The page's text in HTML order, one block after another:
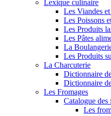
Lexique culinaire
Les Viandes
Les Poissons
Les Produits
Les Pâtes
La
Les Produits
La Charcuterie
Dictionnaire
Dictionnaire
Les Fromages
Catalogue des
Les